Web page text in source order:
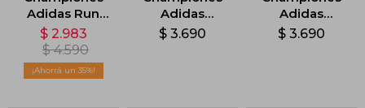
Adidas Run
70s 2.0 - Gris
$ 2.983
$ 4.590
35
Adidas
Runblaze -
$ 3.690
Adidas
Runfalcon 5 -
$ 3.690